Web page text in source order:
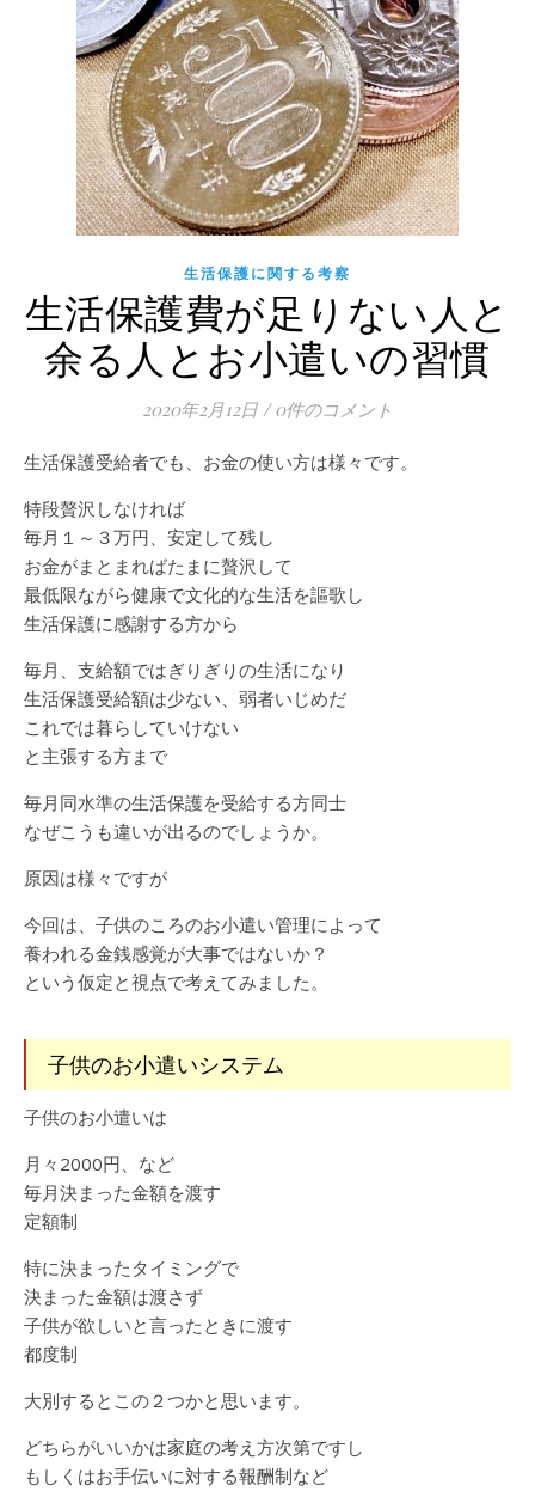
生活保護に関する考察
生活保護費が足りない人と
余る人とお小遣いの習慣
2020年2月12日 / 0件のコメント
生活保護受給者でも、お金の使い方は様々です。
特段贅沢しなければ
毎月１～３万円、安定して残し
お金がまとまればたまに贅沢して
最低限ながら健康で文化的な生活を謳歌し
生活保護に感謝する方から
毎月、支給額ではぎりぎりの生活になり
生活保護受給額は少ない、弱者いじめだ
これでは暮らしていけない
と主張する方まで
毎月同水準の生活保護を受給する方同士
なぜこうも違いが出るのでしょうか。
原因は様々ですが
今回は、子供のころのお小遣い管理によって
養われる金銭感覚が大事ではないか？
という仮定と視点で考えてみました。
子供のお小遣いシステム
子供のお小遣いは
月々2000円、など
毎月決まった金額を渡す
定額制
特に決まったタイミングで
決まった金額は渡さず
子供が欲しいと言ったときに渡す
都度制
大別するとこの２つかと思います。
どちらがいいかは家庭の考え方次第ですし
もしくはお手伝いに対する報酬制など